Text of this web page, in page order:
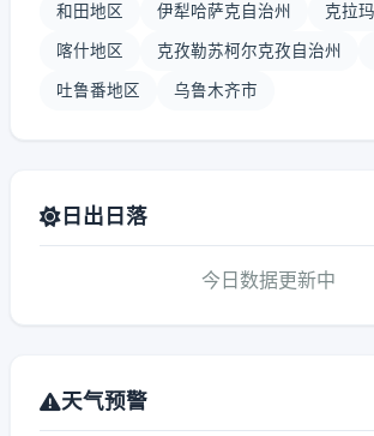
和田地区 伊犁哈萨克自治州 克拉
喀什地区 克孜勒苏柯尔克孜自治州
吐鲁番地区 乌鲁木齐市
日出日落
今日数据更新中
天气预警